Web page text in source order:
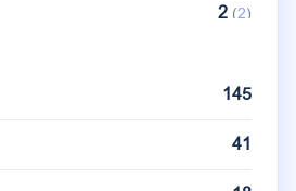
2 (2)
145
41